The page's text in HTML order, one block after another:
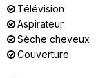
Télévision
Aspirateur
Sèche cheveux
Couverture